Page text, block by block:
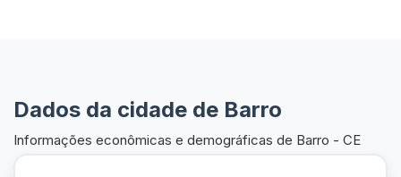
Dados da cidade de Barro
Informações econômicas e demográficas de Barro - CE